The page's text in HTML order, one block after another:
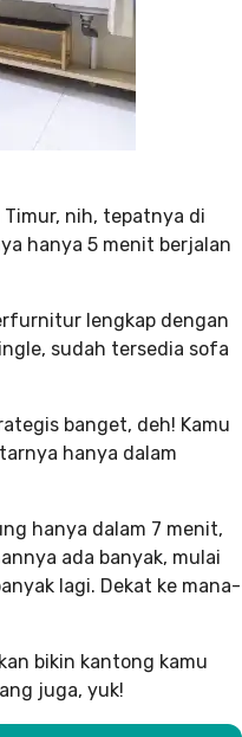
nih, tepatnya di
hanya 5 menit berjalan
lengkap dengan
sudah tersedia sofa
banget, deh! Kamu
hanya dalam
hanya dalam 7 menit,
ada banyak, mulai
lagi. Dekat ke mana-
bikin kantong kamu
juga, yuk!